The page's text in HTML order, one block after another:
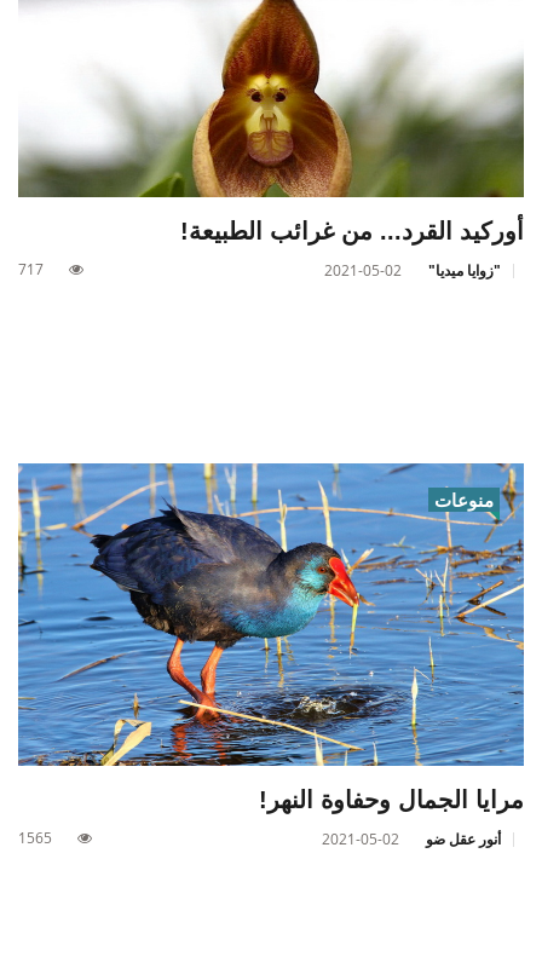
أوركيد القرد... من غرائب الطبيعة!
"زوايا ميديا" 2021-05-02
717
منوعات
مرايا الجمال وحفاوة النهر!
أنور عقل ضو 2021-05-02
1565